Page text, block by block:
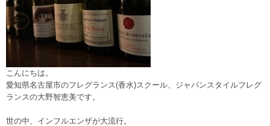
こんにちは。
愛知県名古屋市のフレグランス(香水)スクール、ジャパンスタイルフレグ
ランスの大野智恵美です。
世の中、インフルエンザが大流行。